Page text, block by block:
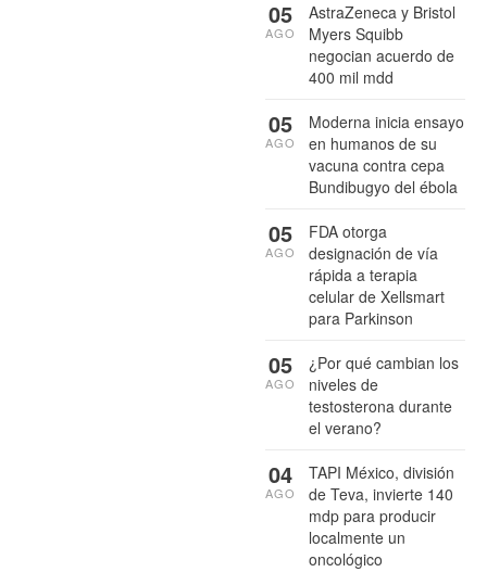
AstraZeneca y Bristol
Myers Squibb
negocian acuerdo de
400 mil mdd
05
AGO
Moderna inicia ensayo
en humanos de su
vacuna contra cepa
Bundibugyo del ébola
05
AGO
FDA otorga
designación de vía
rápida a terapia
celular de Xellsmart
para Parkinson
05
AGO
¿Por qué cambian los
niveles de
testosterona durante
el verano?
05
AGO
TAPI México, división
de Teva, invierte 140
mdp para producir
localmente un
oncológico
04
AGO